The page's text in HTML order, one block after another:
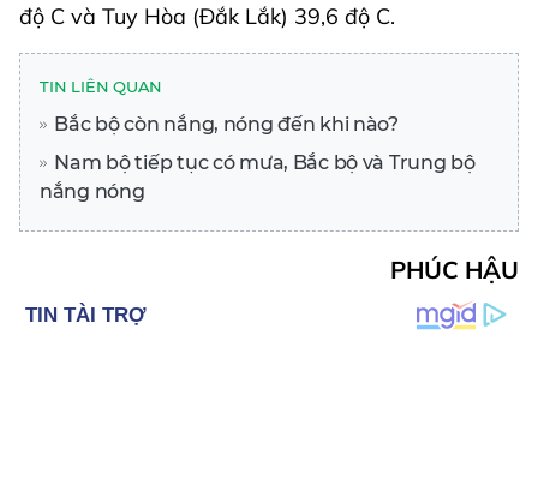
độ C và Tuy Hòa (Đắk Lắk) 39,6 độ C.
TIN LIÊN QUAN
Bắc bộ còn nắng, nóng đến khi nào?
Nam bộ tiếp tục có mưa, Bắc bộ và Trung bộ
nắng nóng
PHÚC HẬU